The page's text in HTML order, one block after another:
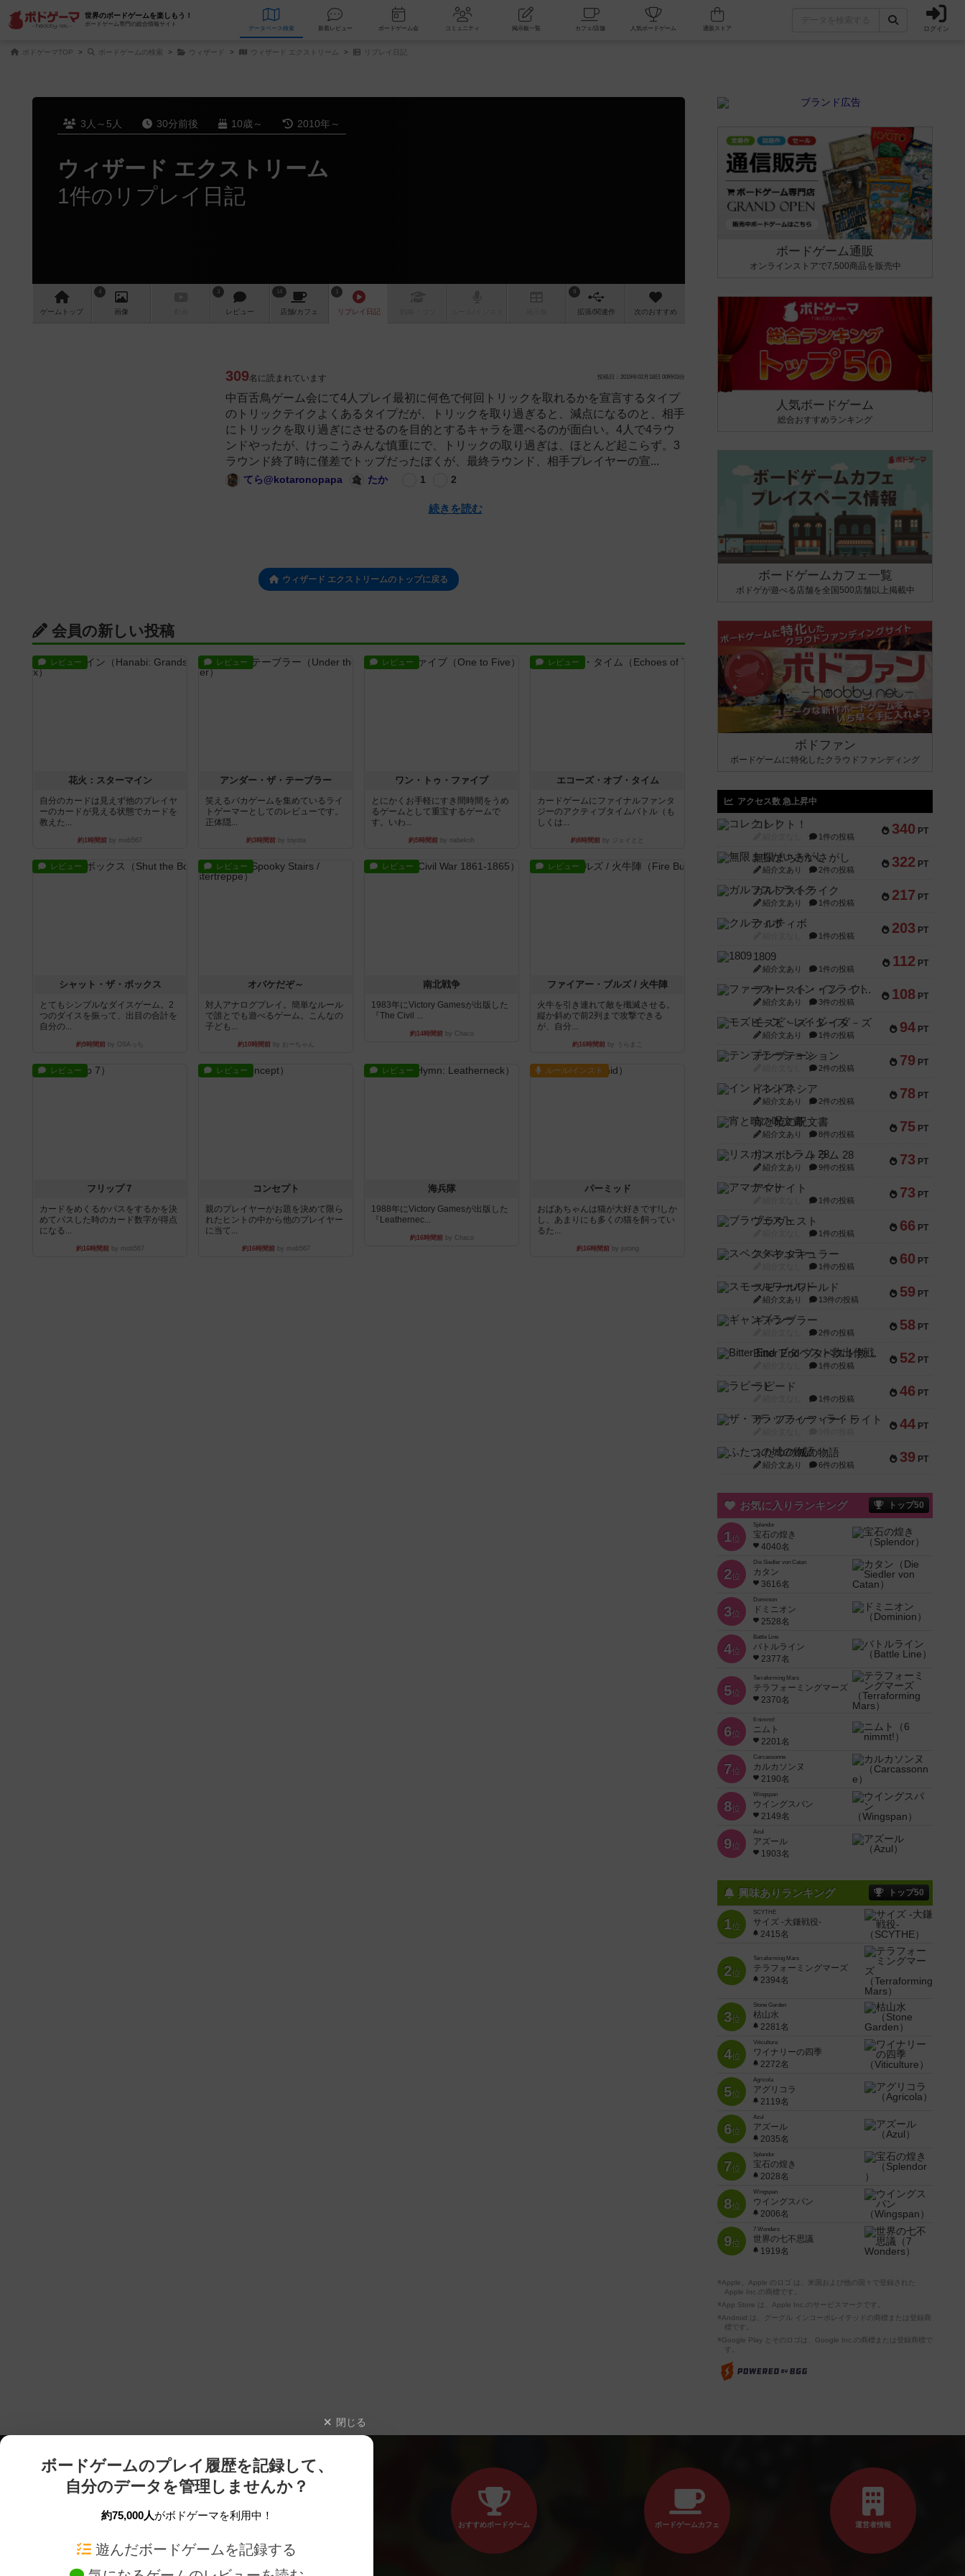
世界のボードゲームを楽しもう！
ボードゲーム専門の総合情報サイト
データベース 検索 新着レビュー ボードゲーム会 コミュニティ 掲示板一覧 カフェ/店舗 人気ボードゲーム ログイン
ボドゲーマTOP ボードゲームの検索 ウィザード ウィザード エクストリーム リプレイ日記
3人～5人 30分前後 10歳～ 2010年～
ウィザード エクストリーム
1件のリプレイ日記
ゲーム トップ
4
画像
3
レビュー
14
店舗/カフェ
1
リプレイ 日記
9
拡張/関連作 次のおすすめ
309名に読まれています 投稿日：2019年02月18日 00時03分
中百舌鳥ゲーム会にて4人プレイ最初に何色で何回トリックを取れるかを宣言するタイプ
のトリックテイクよくあるタイプだが、トリックを取り過ぎると、減点になるのと、相手
にトリックを取り過ぎにさせるのを目的とするキャラを選べるのが面白い。4人で4ラウ
ンドやったが、けっこうみんな慎重にで、トリックの取り過ぎは、ほとんど起こらず。3
ラウンド終了時に僅差でトップだったぼくが、最終ラウンド、相手プレイヤーの宣...
てら@kotaronopapa たか 1 2
続きを読む
ウィザード エクストリームのトップに戻る
会員の新しい投稿
レビュー
花火：スターマイン
自分のカードは見えず他のプレイヤ
ーのカードが見える状態でカードを
教えた...
約1時間前 by mob567
レビュー
アンダー・ザ・テーブラー
笑えるバカゲームを集めているライ
トゲーマーとしてのレビューです。
正体隠...
約3時間前by toyota
レビュー
ワン・トゥ・ファイブ
とにかくお手軽にすき間時間をうめ
るゲームとして重宝するゲームで
す。いわ...
約5時間前 by nabekoh
レビュー
エコーズ・オブ・タイム
カードゲームにファイナルファンタ
ジーのアクティブタイムバトル（も
しくは...
約8時間前 by ジェイとと
レビュー
シャット・ザ・ボックス
とてもシンプルなダイスゲーム。2
つのダイスを振って、出目の合計を
自分の...
約9時間前 by OSAっち
レビュー
オバケだぞ～
対人アナログプレイ。簡単なルール
で誰とでも遊べるゲーム。こんなの
子ども...
約10時間前by おーちゃん
レビュー
南北戦争
1983年にVictory Gamesが出版した
『The Civil ...
約14時間前by Chaco
レビュー
ファイアー・ブルズ / 火牛陣
火牛を引き連れて敵を殲滅させる。
縦か斜めで前2列まで攻撃できる
が、自分...
約16時間前 by うらまこ
レビュー
フリップ７
カードをめくるかパスをするかを決
めてパスした時のカード数字が得点
になる...
約16時間前by mob567
レビュー
コンセプト
親のプレイヤーがお題を決めて限ら
れたヒントの中から他のプレイヤー
に当て...
約16時間前by mob567
レビュー
海兵隊
1988年にVictory Gamesが出版した
『Leathernec...
約16時間前by Chaco
ルール/インスト
パーミッド
おばあちゃんは猫が大好きです!しか
し、あまりにも多くの猫を飼ってい
るた...
約16時間前by jurong
ボードゲーム通販
オンラインストアで7,500商品を販売中
人気ボードゲーム
総合おすすめランキング
ボードゲームカフェ一覧
ボドゲが遊べる店舗を全国500店舗以上掲載中
ボドファン
ボードゲームに特化したクラウドファンディング
アクセス数 急上昇中
340 PT
コレクト！
1件の投稿
322 PT
無限まちがいさがし
紹介文あり 2件の投稿
217 PT
ガルフストライク
紹介文あり 1件の投稿
203 PT
クルティボ
1件の投稿
112 PT
1809
紹介文あり 1件の投稿
108 PT
ファースト・イン・フライト
紹介文あり 3件の投稿
94 PT
モズビ－ズ・レイダ－ズ
紹介文あり 1件の投稿
79 PT
テンプテーション
2件の投稿
78 PT
インドネシア
紹介文あり 2件の投稿
75 PT
宵と暁の呪文書
紹介文あり 8件の投稿
73 PT
リスボン・トラム 28
紹介文あり 9件の投稿
73 PT
アマナイト
1件の投稿
66 PT
ブラヴェスト
1件の投稿
60 PT
スペクタキュラー
1件の投稿
59 PT
スモールワールド
紹介文あり 13件の投稿
58 PT
ギャンブラー
2件の投稿
52 PT
Bitter End ブタペスト救出作戦
1件の投稿
46 PT
ラピード
1件の投稿
44 PT
ザ・フラッフィー・ライト
39 PT
ふたつの城の物語
紹介文あり 6件の投稿
お気に入りランキング トップ50
1位
Splendor
宝石の煌き
4040名
2位
Die Siedler von Catan
カタン
3616名
3位
Dominion
ドミニオン
2528名
4位
Battle Line
バトルライン
2377名
5位
Terraforming Mars
テラフォーミングマーズ
2370名
6位
6 nimmt!
ニムト
2201名
7位
Carcassonne
カルカソンヌ
2190名
8位
Wingspan
ウイングスパン
2149名
9位
Azul
アズール
1903名
興味ありランキング トップ50
1位
SCYTHE
サイズ -大鎌戦役-
2415名
2位
Terraforming Mars
テラフォーミングマーズ
2394名
3位
Stone Garden
枯山水
2281名
4位
Viticulture
ワイナリーの四季
2272名
5位
Agricola
アグリコラ
2119名
6位
Azul
アズール
2035名
7位
Splendor
宝石の煌き
2028名
8位
Wingspan
ウイングスパン
2006名
9位
7 Wonders
世界の七不思議
1919名
※Apple、Apple のロゴ は、米国および他の国々で登録された
Apple Inc.の商標です。
※App Store は、Apple Inc.のサービスマークです。
※Android は、グーグル インコーポレイテッドの商標または登録商
標です。
※Google Play とそのロゴは、Google Inc.の商標または登録商標で
す。
閉じる
ボードゲームのプレイ履歴を記録して、
自分のデータを管理しませんか？
約75,000人がボドゲーマを利用中！
遊んだボードゲームを記録する
おすすめボードゲーム ボードゲームカフェ 運営者情報